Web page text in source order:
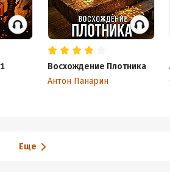
Восхождение Плотника
Антон Панарин
Еще